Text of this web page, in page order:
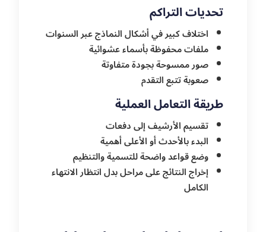
تحديات التراكم
اختلاف كبير في أشكال النماذج عبر السنوات
ملفات محفوظة بأسماء عشوائية
صور ممسوحة بجودة متفاوتة
صعوبة تتبع التقدم
طريقة التعامل العملية
تقسيم الأرشيف إلى دفعات
البدء بالأحدث أو الأعلى أهمية
وضع قواعد واضحة للتسمية والتنظيم
إخراج النتائج على مراحل بدل انتظار الانتهاء
الكامل